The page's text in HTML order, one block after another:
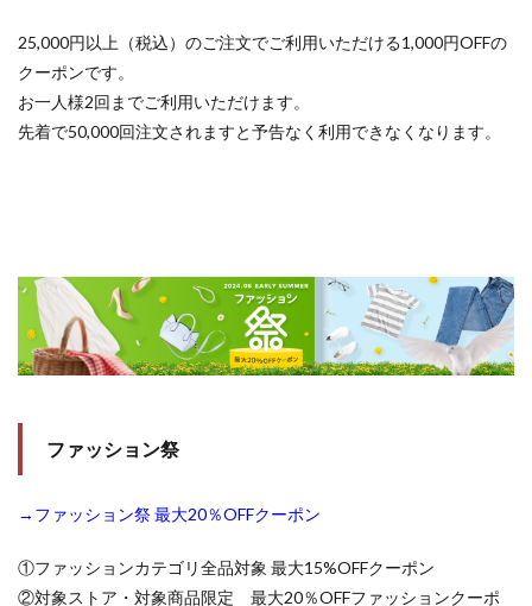
25,000円以上（税込）のご注文でご利用いただける1,000円OFFの
クーポンです。
お一人様2回までご利用いただけます。
先着で50,000回注文されますと予告なく利用できなくなります。
ファッション祭
→ファッション祭 最大20％OFFクーポン
①ファッションカテゴリ全品対象 最大15%OFFクーポン
②対象ストア・対象商品限定 最大20％OFFファッションクーポ